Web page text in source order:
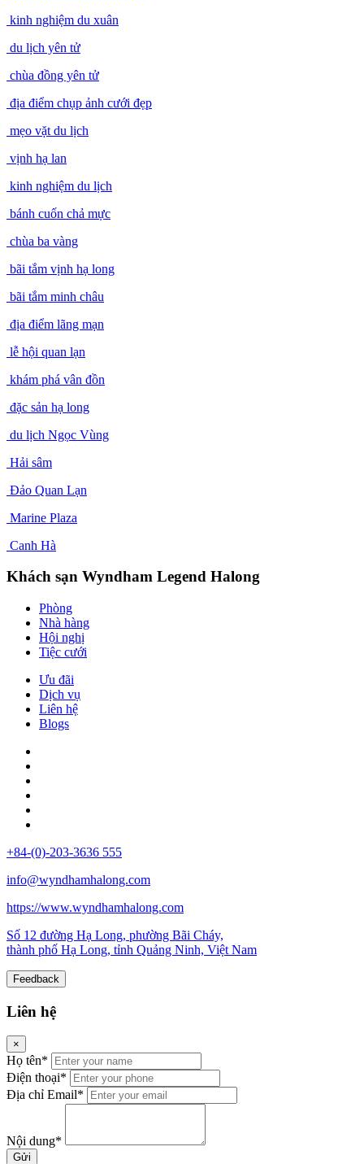
kinh nghiệm du xuân
du lịch yên tử
chùa đồng yên tử
địa điểm chụp ảnh cưới đẹp
mẹo vặt du lịch
vịnh hạ lan
kinh nghiệm du lịch
bánh cuốn chả mực
chùa ba vàng
bãi tắm vịnh hạ long
bãi tắm minh châu
địa điểm lãng mạn
lễ hội quan lạn
khám phá vân đồn
đặc sản hạ long
du lịch Ngọc Vùng
Hải sâm
Đảo Quan Lạn
Marine Plaza
Canh Hà
Khách sạn Wyndham Legend Halong
Phòng
Nhà hàng
Hội nghị
Tiệc cưới
Ưu đãi
Dịch vụ
Liên hệ
Blogs
+84-(0)-203-3636 555
info@wyndhamhalong.com
https://www.wyndhamhalong.com
Số 12 đường Hạ Long, phường Bãi Cháy,
thành phố Hạ Long, tỉnh Quảng Ninh, Việt Nam
Feedback
Liên hệ
×
Họ tên*
Điện thoại*
Địa chỉ Email*
Nội dung*
Gửi